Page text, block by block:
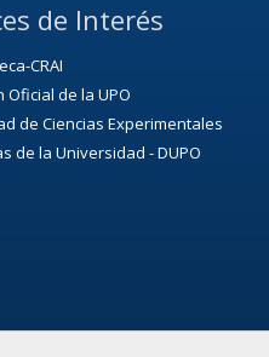
de Interés
CRAI
Oficial de la UPO
de Ciencias Experimentales
de la Universidad - DUPO